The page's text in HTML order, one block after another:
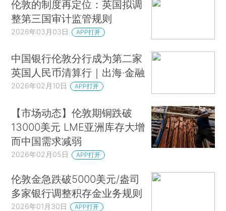
伦敦的制度再定位：英国拟调
整第三国审计监管规则
2026年03月03日 APP打开
中国银行伦敦分行成为第二家
英国人民币清算行｜出海·金融
2026年02月10日 APP打开
【市场动态】伦敦期铜跌破
13000美元 LME亚洲库存大增
而中国需求减弱
2026年02月05日 APP打开
伦敦金急跌破5000美元/盎司
多家银行调整积存金业务规则
2026年01月30日 APP打开